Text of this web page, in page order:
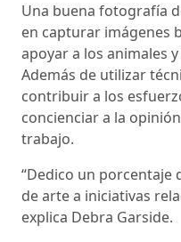
Una buena fotografía
en capturar imágenes
apoyar a los animales
Además de utilizar
contribuir a los
concienciar a la
trabajo.
“Dedico un porcentaje
de arte a iniciativas
explica Debra Garside.